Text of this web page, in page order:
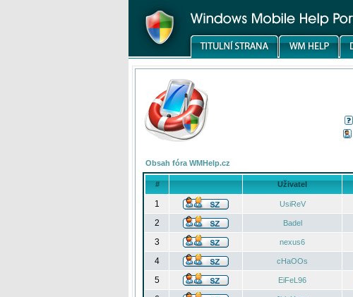
Obsah fóra WMHelp.cz
# Uživatel
1 UsiReV
2
Badel
3
nexus6
4
cHaOOs
5
EiFeL96